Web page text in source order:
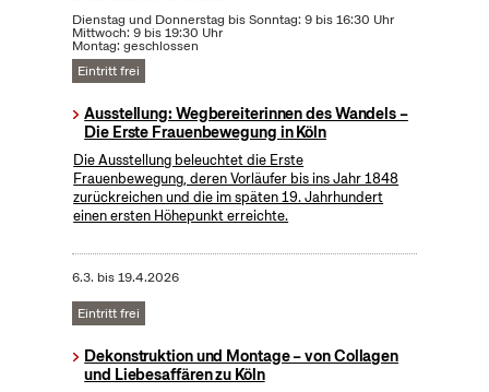
Dienstag und Donnerstag bis Sonntag: 9 bis 16:30 Uhr
Mittwoch: 9 bis 19:30 Uhr
Montag: geschlossen
Eintritt frei
Ausstellung: Wegbereiterinnen des Wandels –
Die Erste Frauenbewegung in Köln
Die Ausstellung beleuchtet die Erste
Frauenbewegung, deren Vorläufer bis ins Jahr 1848
zurückreichen und die im späten 19. Jahrhundert
einen ersten Höhepunkt erreichte.
6.3. bis19.4.2026
Eintritt frei
Dekonstruktion und Montage – von Collagen
und Liebesaffären zu Köln